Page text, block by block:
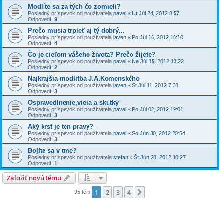
Modlíte sa za tých čo zomreli?
Posledný príspevok od používateľa pavel « Ut Júl 24, 2012 8:57
Odpovedí: 9
Prečo musia trpieť aj tý dobrý...
Posledný príspevok od používateľa javen « Po Júl 16, 2012 18:10
Odpovedí: 4
Čo je cieľom vášeho života? Prečo žijete?
Posledný príspevok od používateľa pavel « Ne Júl 15, 2012 13:22
Odpovedí: 2
Najkrajšia modlitba J.A.Komenského
Posledný príspevok od používateľa javen « St Júl 11, 2012 7:38
Odpovedí: 3
Ospravedlnenie,viera a skutky
Posledný príspevok od používateľa pavel « Po Júl 02, 2012 19:01
Odpovedí: 3
Aký krst je ten pravý?
Posledný príspevok od používateľa pavel « So Jún 30, 2012 20:54
Odpovedí: 3
Bojíte sa v tme?
Posledný príspevok od používateľa stefan « Št Jún 28, 2012 10:27
Odpovedí: 1
Založiť novú tému
95 tém 1 2 3 4